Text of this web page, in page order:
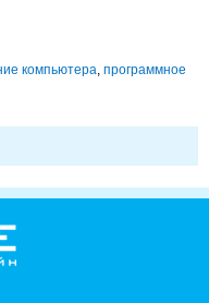
компьютера программное